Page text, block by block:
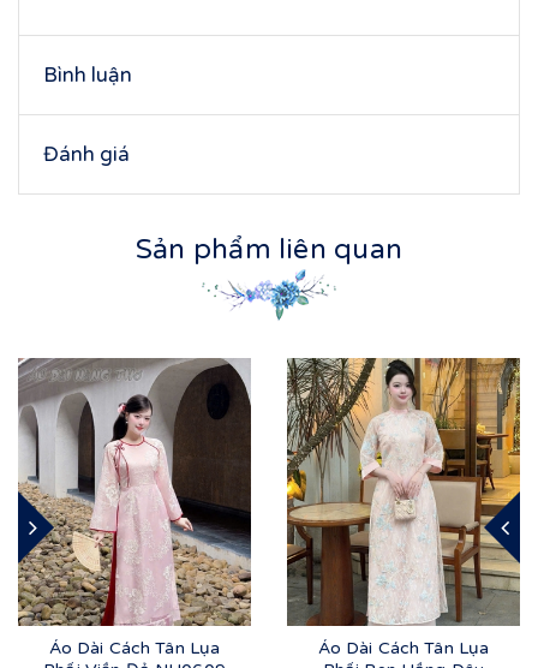
Bình luận
Đánh giá
Sản phẩm liên quan
Áo Dài Cách Tân Lụa
Áo Dài Cách Tân Lụa